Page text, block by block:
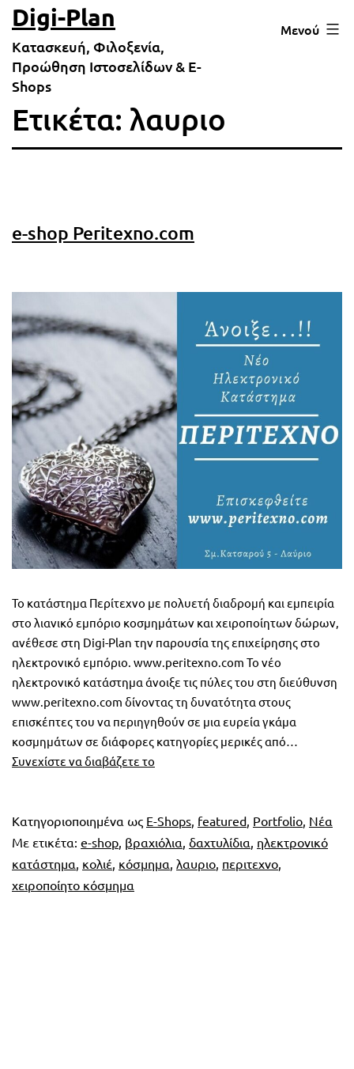
Μετάβαση
σε
περιεχόμενο
Digi-Plan
Κατασκευή, Φιλοξενία,
Προώθηση Ιστοσελίδων & E-
Shops
Μενού
Ετικέτα: λαυριο
e-shop Peritexno.com
Το κατάστημα Περίτεχνο με πολυετή διαδρομή και εμπειρία
στο λιανικό εμπόριο κοσμημάτων και χειροποίητων δώρων,
ανέθεσε στη Digi-Plan την παρουσία της επιχείρησης στο
ηλεκτρονικό εμπόριο. www.peritexno.com Το νέο
ηλεκτρονικό κατάστημα άνοιξε τις πύλες του στη διεύθυνση
www.peritexno.com δίνοντας τη δυνατότητα στους
επισκέπτες του να περιηγηθούν σε μια ευρεία γκάμα
κοσμημάτων σε διάφορες κατηγορίες μερικές από…
Συνεχίστε να διαβάζετε το
Κατηγοριοποιημένα ως E-Shops, featured, Portfolio, Νέα
Με ετικέτα: e-shop, βραχιόλια, δαχτυλίδια, ηλεκτρονικό
κατάστημα, κολιέ, κόσμημα, λαυριο, περιτεχνο,
χειροποίητο κόσμημα